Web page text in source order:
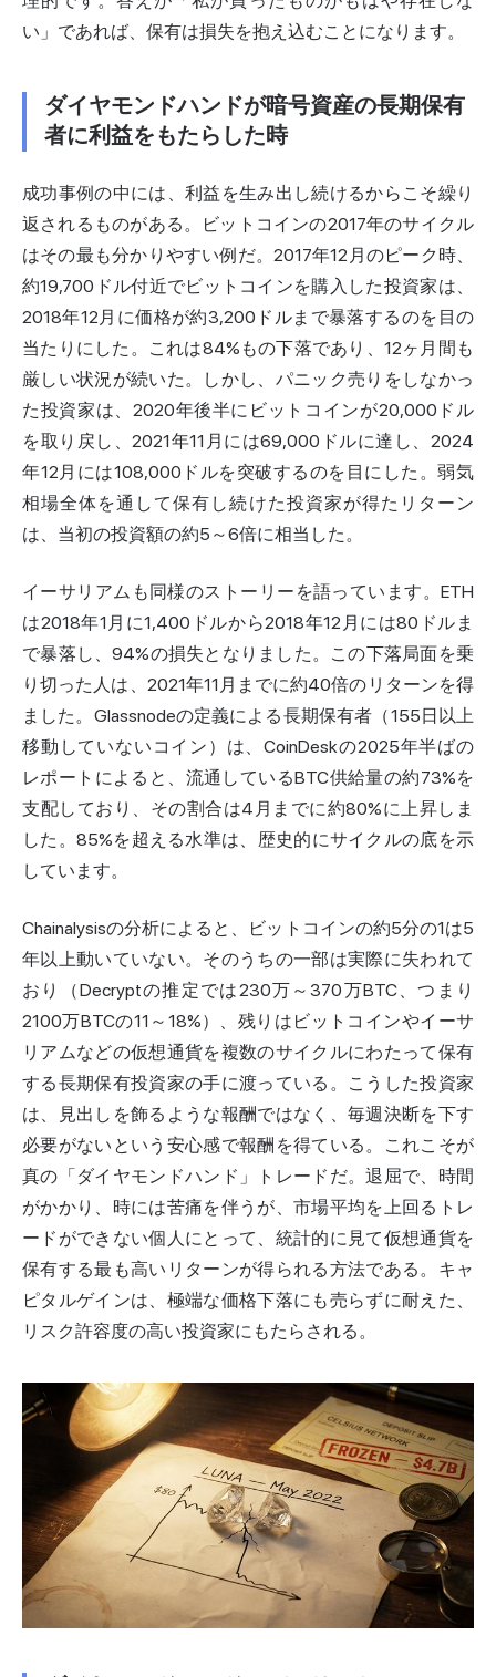
い」であれば、保有は損失を抱え込むことになります。
ダイヤモンドハンドが暗号資産の長期保有
者に利益をもたらした時
成功事例の中には、利益を生み出し続けるからこそ繰り
返されるものがある。ビットコインの2017年のサイクル
はその最も分かりやすい例だ。2017年12月のピーク時、
約19,700ドル付近でビットコインを購入した投資家は、
2018年12月に価格が約3,200ドルまで暴落するのを目の
当たりにした。これは84%もの下落であり、12ヶ月間も
厳しい状況が続いた。しかし、パニック売りをしなかっ
た投資家は、2020年後半にビットコインが20,000ドル
を取り戻し、2021年11月には69,000ドルに達し、2024
年12月には108,000ドルを突破するのを目にした。弱気
相場全体を通して保有し続けた投資家が得たリターン
は、当初の投資額の約5～6倍に相当した。
イーサリアムも同様のストーリーを語っています。ETH
は2018年1月に1,400ドルから2018年12月には80ドルま
で暴落し、94%の損失となりました。この下落局面を乗
り切った人は、2021年11月までに約40倍のリターンを得
ました。Glassnodeの定義による長期保有者（155日以上
移動していないコイン）は、CoinDeskの2025年半ばの
レポートによると、流通しているBTC供給量の約73%を
支配しており、その割合は4月までに約80%に上昇しま
した。85%を超える水準は、歴史的にサイクルの底を示
しています。
Chainalysisの分析によると、ビットコインの約5分の1は5
年以上動いていない。そのうちの一部は実際に失われて
おり（Decryptの推定では230万～370万BTC、つまり
2100万BTCの11～18%）、残りはビットコインやイーサ
リアムなどの仮想通貨を複数のサイクルにわたって保有
する長期保有投資家の手に渡っている。こうした投資家
は、見出しを飾るような報酬ではなく、毎週決断を下す
必要がないという安心感で報酬を得ている。これこそが
真の「ダイヤモンドハンド」トレードだ。退屈で、時間
がかかり、時には苦痛を伴うが、市場平均を上回るトレ
ードができない個人にとって、統計的に見て仮想通貨を
保有する最も高いリターンが得られる方法である。キャ
ピタルゲインは、極端な価格下落にも売らずに耐えた、
リスク許容度の高い投資家にもたらされる。